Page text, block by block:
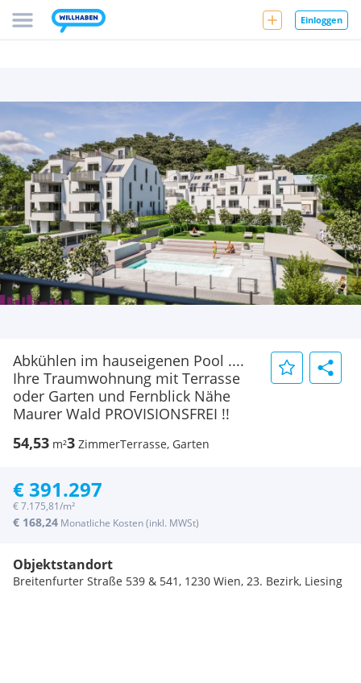
Einloggen
Abkühlen im hauseigenen Pool ....
Ihre Traumwohnung mit Terrasse
oder Garten und Fernblick Nähe
Maurer Wald PROVISIONSFREI !!
54,53 m²3 ZimmerTerrasse, Garten
€ 391.297
€ 7.175,81/m²
€ 168,24 Monatliche Kosten (inkl. MWSt)
Objektstandort
Breitenfurter Straße 539 & 541, 1230 Wien, 23. Bezirk, Liesing